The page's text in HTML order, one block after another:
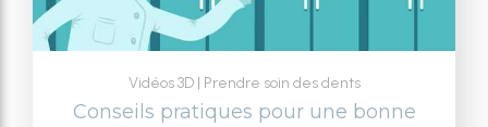
Vidéos 3D Prendre soin des dents
Conseils pratiques pour une bonne